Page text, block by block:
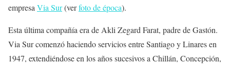
empresa Via Sur(verfoto de época).
Esta última compañía era de Akli Zegard Farat, padre de Gastón.
Via Sur comenzó haciendo servicios entre Santiago y Linares en
1947, extendiéndose en los años sucesivos a Chillán, Concepción,